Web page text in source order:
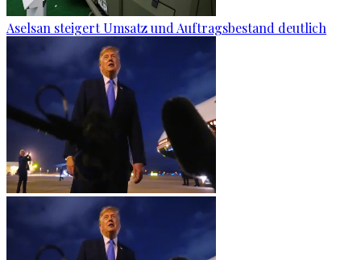
Aselsan steigert Umsatz und Auftragsbestand deutlich